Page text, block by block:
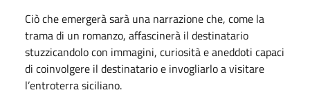
Ciò che emergerà sarà una narrazione che, come la
trama di un romanzo, affascinerà il destinatario
stuzzicandolo con immagini, curiosità e aneddoti capaci
di coinvolgere il destinatario e invogliarlo a visitare
l’entroterra siciliano.